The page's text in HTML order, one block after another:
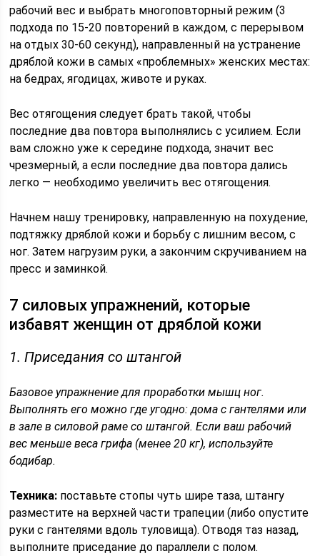
рабочий вес и выбрать многоповторный режим (3
подхода по 15-20 повторений в каждом, с перерывом
на отдых 30-60 секунд), направленный на устранение
дряблой кожи в самых «проблемных» женских местах:
на бедрах, ягодицах, животе и руках.
Вес отягощения следует брать такой, чтобы
последние два повтора выполнялись с усилием. Если
вам сложно уже к середине подхода, значит вес
чрезмерный, а если последние два повтора дались
легко — необходимо увеличить вес отягощения.
Начнем нашу тренировку, направленную на похудение,
подтяжку дряблой кожи и борьбу с лишним весом, с
ног. Затем нагрузим руки, а закончим скручиванием на
пресс и заминкой.
7 силовых упражнений, которые
избавят женщин от дряблой кожи
1. Приседания со штангой
Базовое упражнение для проработки мышц ног.
Выполнять его можно где угодно: дома с гантелями или
в зале в силовой раме со штангой. Если ваш рабочий
вес меньше веса грифа (менее 20 кг), используйте
бодибар.
Техника: поставьте стопы чуть шире таза, штангу
разместите на верхней части трапеции (либо опустите
руки с гантелями вдоль туловища). Отводя таз назад,
выполните приседание до параллели с полом.